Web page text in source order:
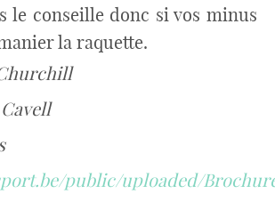
le conseille donc si vos minus
la raquette.
public/uploaded/